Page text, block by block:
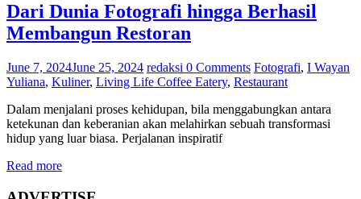
Dari Dunia Fotografi hingga Berhasil
Membangun Restoran
June 7, 2024June 25, 2024 redaksi 0 Comments Fotografi, I Wayan
Yuliana, Kuliner, Living Life Coffee Eatery, Restaurant
Dalam menjalani proses kehidupan, bila menggabungkan antara
ketekunan dan keberanian akan melahirkan sebuah transformasi
hidup yang luar biasa. Perjalanan inspiratif
Read more